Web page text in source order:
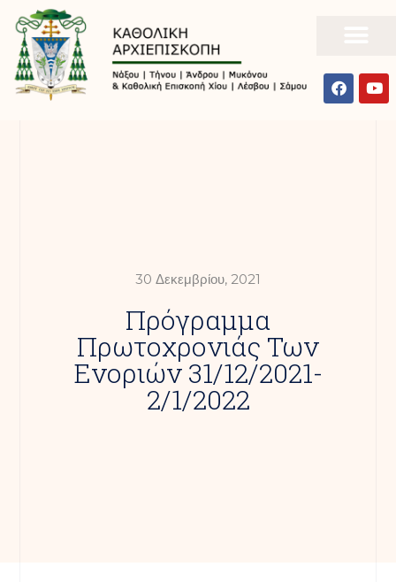
30 Δεκεμβρίου, 2021
Πρόγραμμα
Πρωτοχρονιάς Των
Eνοριών 31/12/2021-
2/1/2022